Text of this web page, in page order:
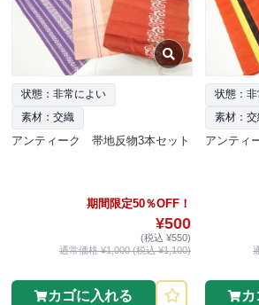
状態：非常によい
素材：交織
アンティーク 帯地反物3本セット
期間限定50％OFF！
¥500
(税込 ¥550)
通常価格 ¥1,000 (税込 ¥1,100)
カゴに入れる
状態：
素材：
アンティ